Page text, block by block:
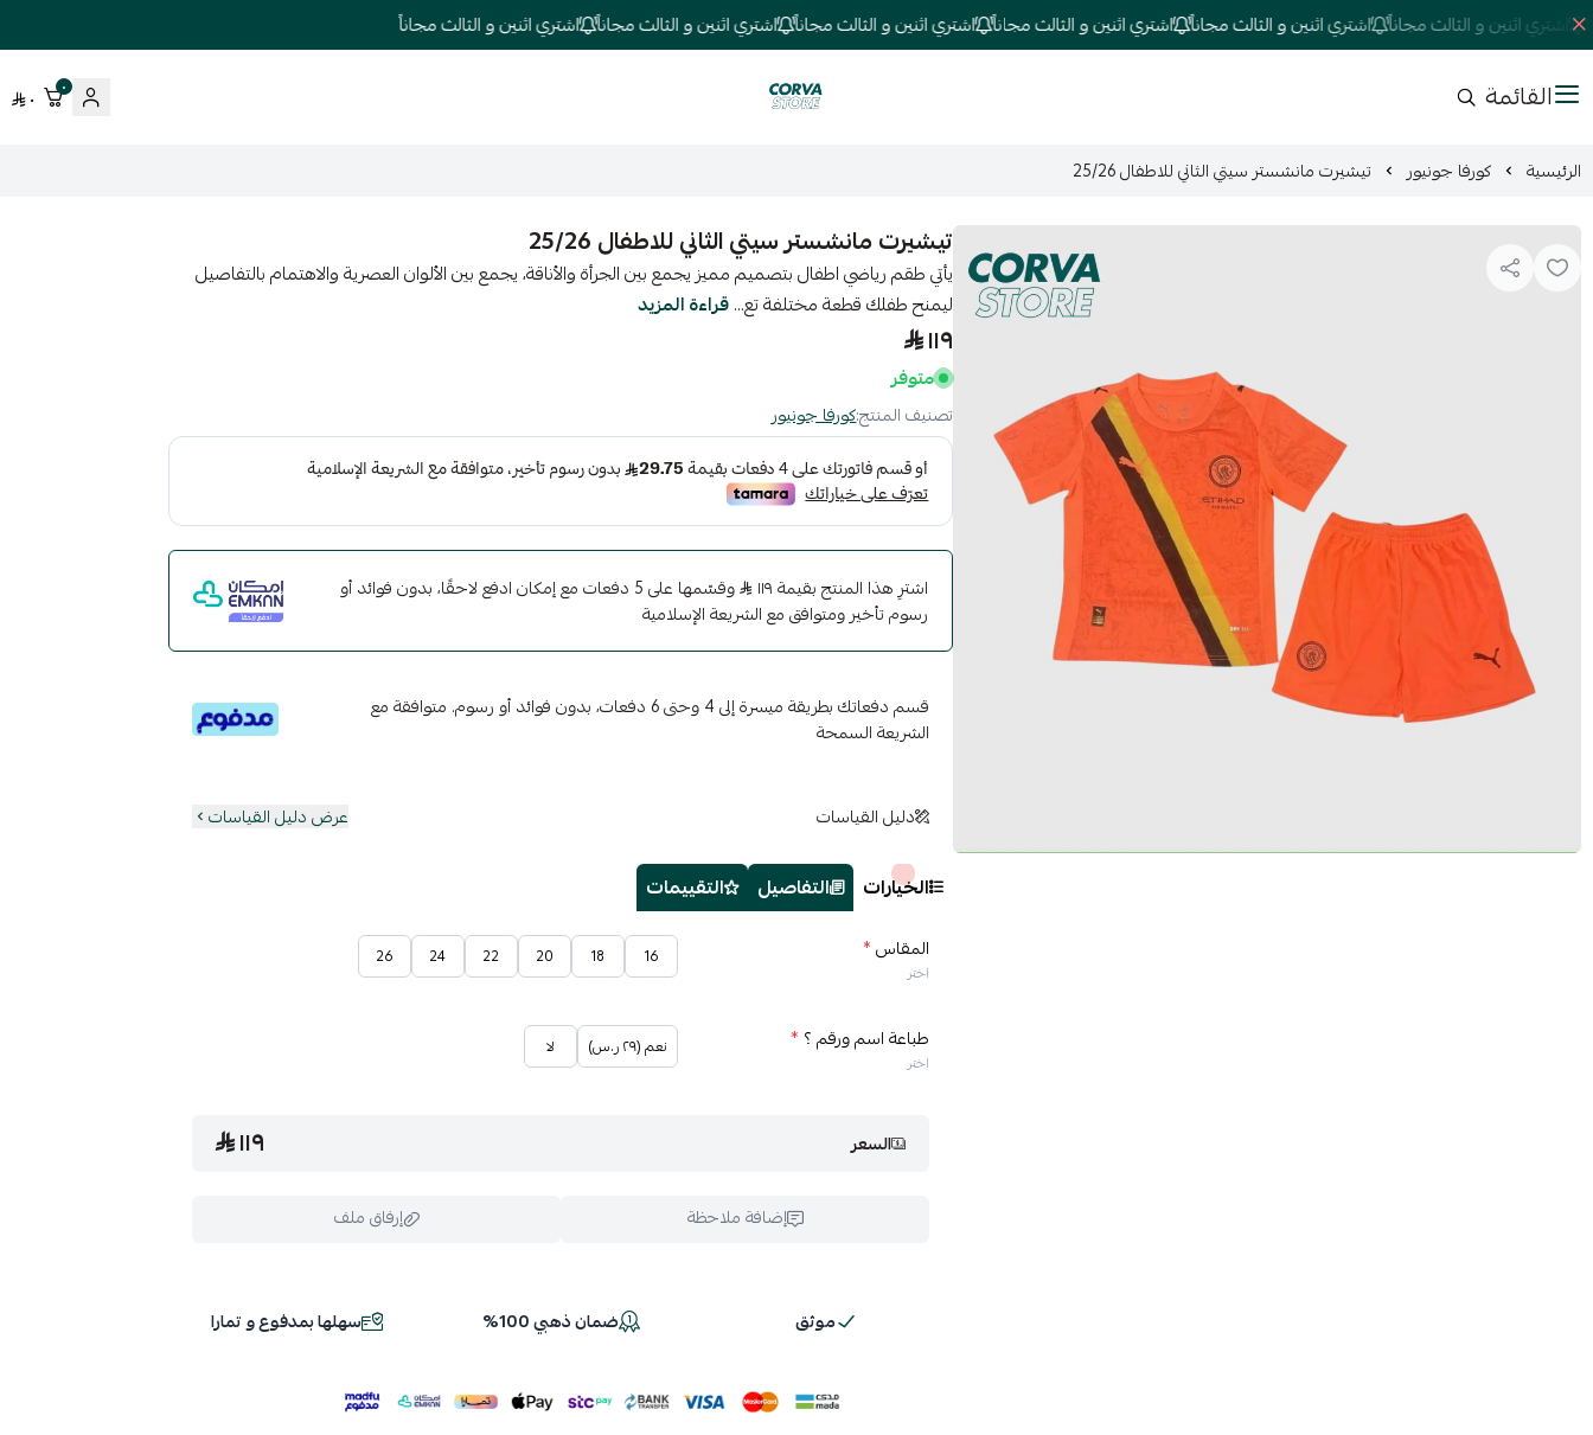
اشتري اثنين و الثالث مجاناً اشتري اثنين و الثالث مجاناً اشتري اثنين و الثالث مجاناً اشتري اثنين و الثالث مجاناً اشتري اثنين و الثالث مجاناً اشتري اثنين و الثالث مجاناً
القائمة كورفا ستور
٠ ٠
الرئيسية كورفا جونيور تيشيرت مانشستر سيتي الثاني للاطفال 25/26
تيشيرت مانشستر سيتي الثاني للاطفال 25/26
يأتي طقم رياضي اطفال بتصميم مميز يجمع بين الجرأة والأناقة، يجمع بين الألوان العصرية والاهتمام بالتفاصيل
ليمنح طفلك قطعة مختلفة تع...قراءة المزيد
١١٩
متوفر
تصنيف المنتج:كورفا جونيور
اشترِ هذا المنتج بقيمة ١١٩
وقسّمها على 5 دفعات مع إمكان ادفع لاحقًا، بدون فوائد أو
رسوم تأخير ومتوافق مع الشريعة الإسلامية
قسم دفعاتك بطريقة ميسرة إلى 4 وحتى 6 دفعات، بدون فوائد أو رسوم. متوافقة مع
الشريعة السمحة
دليل القياسات عرض دليل القياسات
الخيارات التفاصيل التقييمات
المقاس*
اختر
16
18
20
22
24
26
طباعة اسم ورقم ؟ *
اختر
نعم (٢٩ ر.س) لا
السعر ١١٩
إضافة ملاحظة إرفاق ملف
اسحب و افلت الملف هنا
موثق ضمان ذهبي 100% سهلها بمدفوع و تمارا